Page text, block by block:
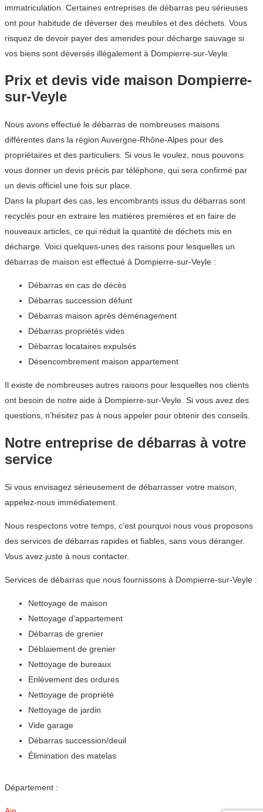
immatriculation. Certaines entreprises de débarras peu sérieuses
ont pour habitude de déverser des meubles et des déchets. Vous
risquez de devoir payer des amendes pour décharge sauvage si
vos biens sont déversés illégalement à Dompierre-sur-Veyle.
Prix et devis vide maison Dompierre-
sur-Veyle
Nous avons effectué le débarras de nombreuses maisons
différentes dans la région Auvergne-Rhône-Alpes pour des
propriétaires et des particuliers. Si vous le voulez, nous pouvons
vous donner un devis précis par téléphone, qui sera confirmé par
un devis officiel une fois sur place.
Dans la plupart des cas, les encombrants issus du débarras sont
recyclés pour en extraire les matières premières et en faire de
nouveaux articles, ce qui réduit la quantité de déchets mis en
décharge. Voici quelques-unes des raisons pour lesquelles un
débarras de maison est effectué à Dompierre-sur-Veyle :
Débarras en cas de décès
Débarras succession défunt
Débarras maison après déménagement
Débarras propriétés vides
Débarras locataires expulsés
Désencombrement maison appartement
Il existe de nombreuses autres raisons pour lesquelles nos clients
ont besoin de notre aide à Dompierre-sur-Veyle. Si vous avez des
questions, n’hésitez pas à nous appeler pour obtenir des conseils.
Notre entreprise de débarras à votre
service
Si vous envisagez sérieusement de débarrasser votre maison,
appelez-nous immédiatement.
Nous respectons votre temps, c’est pourquoi nous vous proposons
des services de débarras rapides et fiables, sans vous déranger.
Vous avez juste à nous contacter.
Services de débarras que nous fournissons à Dompierre-sur-Veyle :
Nettoyage de maison
Nettoyage d’appartement
Débarras de grenier
Déblaiement de grenier
Nettoyage de bureaux
Enlèvement des ordures
Nettoyage de propriété
Nettoyage de jardin
Vide garage
Débarras succession/deuil
Élimination des matelas
Département :